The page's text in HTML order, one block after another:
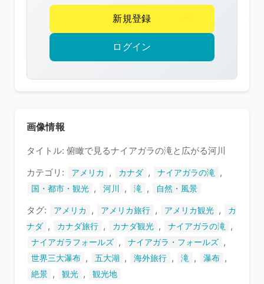
作
権
護
い
ま
す
新規登録
ログイン
画像情報
タイトル: 俯瞰で見るナイアガラの滝と広がる河川
カテゴリ:
アメリカ , カナダ , ナイアガラの滝 ,
国・都市・観光 , 河川 , 滝 , 自然・風景
タグ: アメリカ , アメリカ旅行 , アメリカ観光 ,
カ
ナダ , カナダ旅行 , カナダ観光 , ナイアガラの滝 ,
ナイアガラフォールズ , ナイアガラ・フォールズ ,
世界三大瀑布 , 五大湖 , 海外旅行 , 滝 , 瀑布 ,
絶景 , 観光 , 観光地